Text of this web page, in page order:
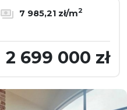
7 985,21 zł/m2
2 699 000 zł